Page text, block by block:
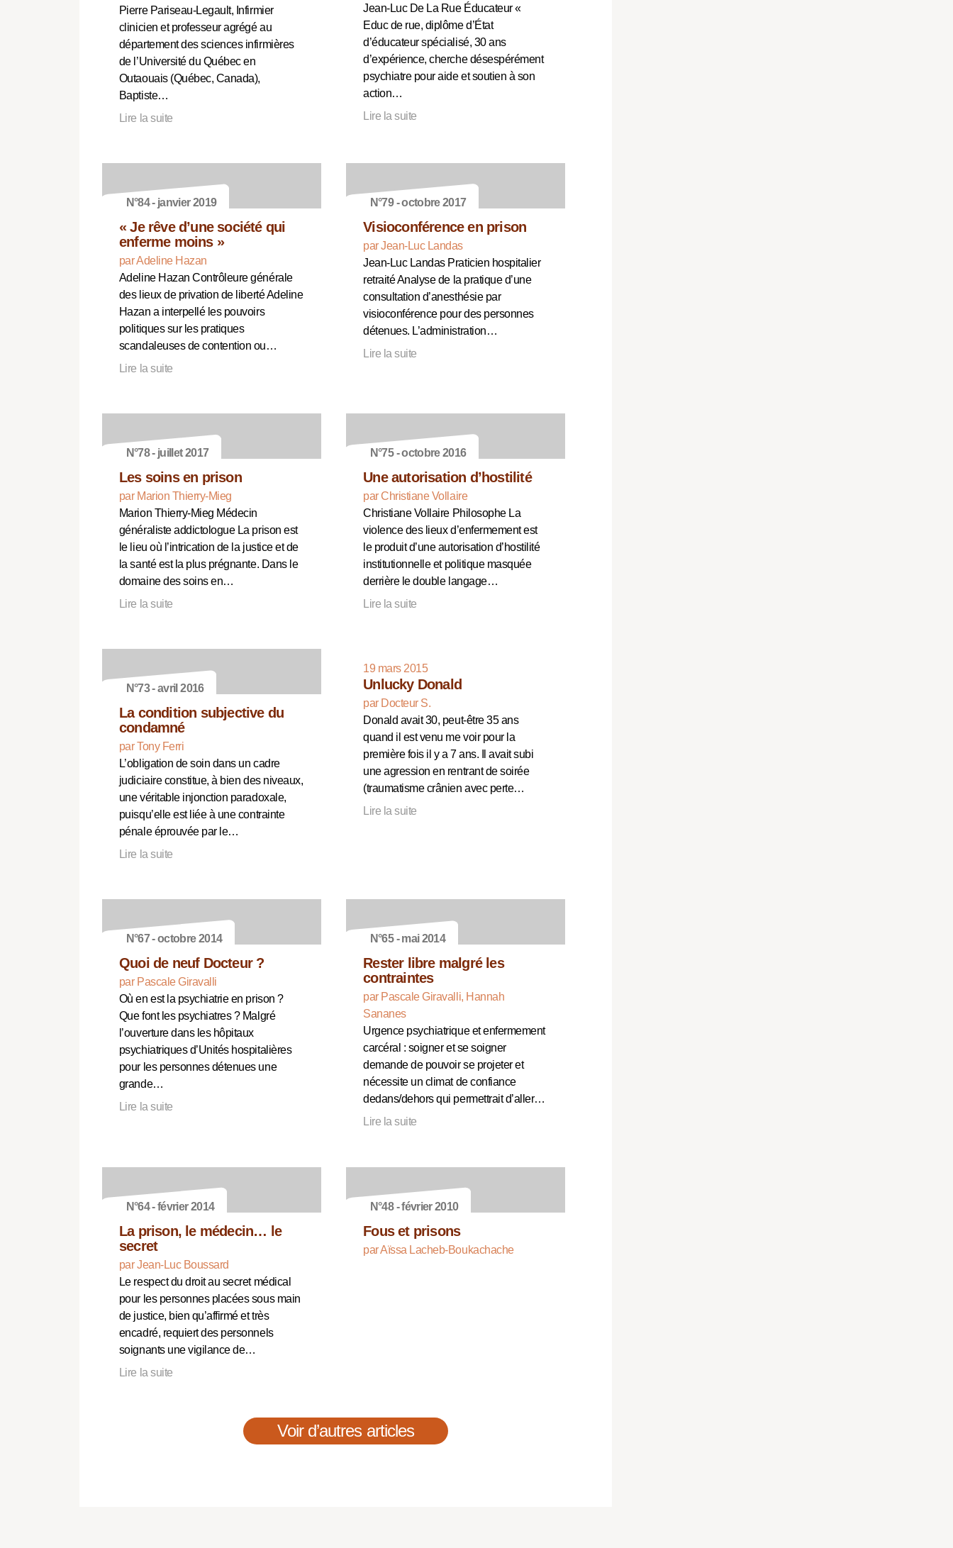
Pierre Pariseau-Legault, Infirmier
clinicien et professeur agrégé au
département des sciences infirmières
de l’Université du Québec en
Outaouais (Québec, Canada),
Baptiste…
Lire la suite
Jean-Luc De La Rue Éducateur «
Educ de rue, diplôme d’État
d’éducateur spécialisé, 30 ans
d’expérience, cherche désespérément
psychiatre pour aide et soutien à son
action…
Lire la suite
N°84 - janvier 2019
« Je rêve d’une société qui
enferme moins »
par Adeline Hazan
Adeline Hazan Contrôleure générale
des lieux de privation de liberté Adeline
Hazan a interpellé les pouvoirs
politiques sur les pratiques
scandaleuses de contention ou…
Lire la suite
N°79 - octobre 2017
Visioconférence en prison
par Jean-Luc Landas
Jean-Luc Landas Praticien hospitalier
retraité Analyse de la pratique d’une
consultation d’anesthésie par
visioconférence pour des personnes
détenues. L’administration…
Lire la suite
N°78 - juillet 2017
Les soins en prison
par Marion Thierry-Mieg
Marion Thierry-Mieg Médecin
généraliste addictologue La prison est
le lieu où l’intrication de la justice et de
la santé est la plus prégnante. Dans le
domaine des soins en…
Lire la suite
N°75 - octobre 2016
Une autorisation d’hostilité
par Christiane Vollaire
Christiane Vollaire Philosophe La
violence des lieux d’enfermement est
le produit d’une autorisation d’hostilité
institutionnelle et politique masquée
derrière le double langage…
Lire la suite
N°73 - avril 2016
La condition subjective du
condamné
par Tony Ferri
L’obligation de soin dans un cadre
judiciaire constitue, à bien des niveaux,
une véritable injonction paradoxale,
puisqu’elle est liée à une contrainte
pénale éprouvée par le…
Lire la suite
19 mars 2015
Unlucky Donald
par Docteur S.
Donald avait 30, peut-être 35 ans
quand il est venu me voir pour la
première fois il y a 7 ans. Il avait subi
une agression en rentrant de soirée
(traumatisme crânien avec perte…
Lire la suite
N°67 - octobre 2014
Quoi de neuf Docteur ?
par Pascale Giravalli
Où en est la psychiatrie en prison ?
Que font les psychiatres ? Malgré
l’ouverture dans les hôpitaux
psychiatriques d’Unités hospitalières
pour les personnes détenues une
grande…
Lire la suite
N°65 - mai 2014
Rester libre malgré les
contraintes
par Pascale Giravalli, Hannah
Sananes
Urgence psychiatrique et enfermement
carcéral : soigner et se soigner
demande de pouvoir se projeter et
nécessite un climat de confiance
dedans/dehors qui permettrait d’aller…
Lire la suite
N°64 - février 2014
La prison, le médecin… le
secret
par Jean-Luc Boussard
Le respect du droit au secret médical
pour les personnes placées sous main
de justice, bien qu’affirmé et très
encadré, requiert des personnels
soignants une vigilance de…
Lire la suite
N°48 - février 2010
Fous et prisons
par Aïssa Lacheb-Boukachache
Voir d’autres articles